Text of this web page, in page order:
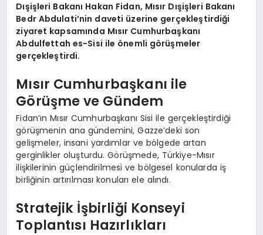
Dışişleri Bakanı Hakan Fidan, Mısır Dışişleri Bakanı
Bedr Abdulati’nin daveti üzerine gerçekleştirdiği
ziyaret kapsamında Mısır Cumhurbaşkanı
Abdulfettah es-Sisi ile önemli görüşmeler
gerçekleştirdi.
Mısır Cumhurbaşkanı ile
Görüşme ve Gündem
Fidan’ın Mısır Cumhurbaşkanı Sisi ile gerçekleştirdiği
görüşmenin ana gündemini, Gazze’deki son
gelişmeler, insani yardımlar ve bölgede artan
gerginlikler oluşturdu. Görüşmede, Türkiye-Mısır
ilişkilerinin güçlendirilmesi ve bölgesel konularda iş
birliğinin artırılması konuları ele alındı.
Stratejik İşbirliği Konseyi
Toplantısı Hazırlıkları